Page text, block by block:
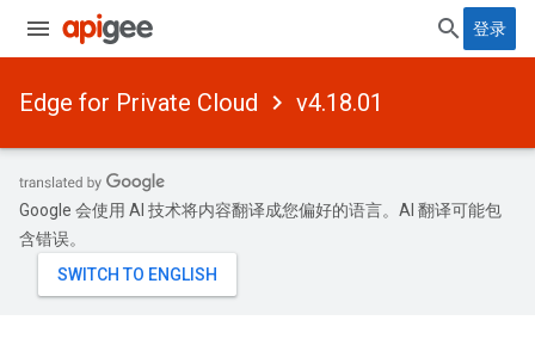
登录
Edge for Private Cloud v4.18.01
Google 会使用 AI 技术将内容翻译成您偏好的语言。AI 翻译可能包
含错误。